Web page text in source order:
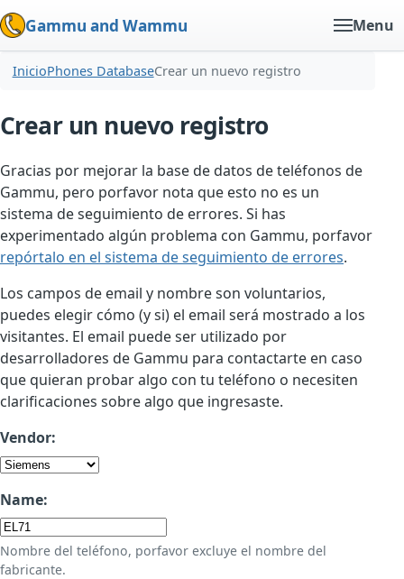
Gammu and Wammu Menu
InicioPhones DatabaseCrear un nuevo registro
Crear un nuevo registro
Gracias por mejorar la base de datos de teléfonos de
Gammu, pero porfavor nota que esto no es un
sistema de seguimiento de errores. Si has
experimentado algún problema con Gammu, porfavor
repórtalo en el sistema de seguimiento de errores.
Los campos de email y nombre son voluntarios,
puedes elegir cómo (y si) el email será mostrado a los
visitantes. El email puede ser utilizado por
desarrolladores de Gammu para contactarte en caso
que quieran probar algo con tu teléfono o necesiten
clarificaciones sobre algo que ingresaste.
Vendor:
Name:
Nombre del teléfono, porfavor excluye el nombre del
fabricante.